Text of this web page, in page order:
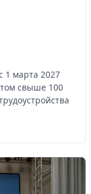
1 марта 2027
свыше 100